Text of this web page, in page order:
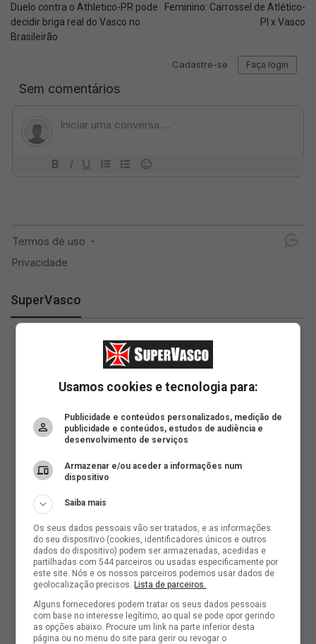
Duelo contra o Athletico-PR pode
decidir briga real do Vasco no
Brasileirão
Feminino: Carrossel de Atlético-
PI x Vasco
SuperVasco
Usamos cookies e tecnologia para:
Publicidade e conteúdos personalizados, medição de
publicidade e conteúdos, estudos de audiência e
desenvolvimento de serviços
Armazenar e/ou aceder a informações num
dispositivo
Saiba mais
Os seus dados pessoais vão ser tratados, e as informações
do seu dispositivo (cookies, identificadores únicos e outros
dados do dispositivo) podem ser armazenadas, acedidas e
partilhadas com 544 parceiros ou usadas especificamente por
este site. Nós e os nossos parceiros podemos usar dados de
geolocalização precisos. Lista de parceiros.
Alguns fornecedores podem tratar os seus dados pessoais
com base no interesse legítimo, ao qual se pode opor gerindo
as opções abaixo. Procure um link na parte inferior desta
página ou no menu do site para gerir ou revogar o